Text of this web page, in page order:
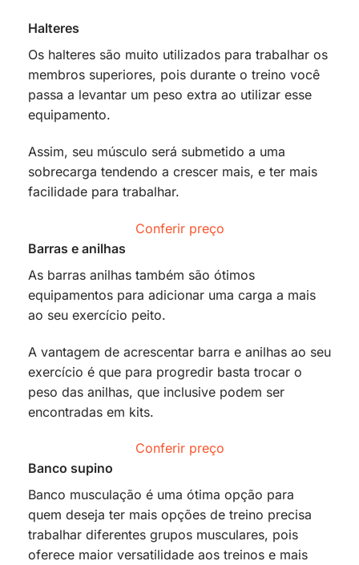
Halteres
Os halteres são muito utilizados para trabalhar os
membros superiores, pois durante o treino você
passa a levantar um peso extra ao utilizar esse
equipamento.
Assim, seu músculo será submetido a uma
sobrecarga tendendo a crescer mais, e ter mais
facilidade para trabalhar.
Conferir preço
Barras e anilhas
As barras anilhas também são ótimos
equipamentos para adicionar uma carga a mais
ao seu exercício peito.
A vantagem de acrescentar barra e anilhas ao seu
exercício é que para progredir basta trocar o
peso das anilhas, que inclusive podem ser
encontradas em kits.
Conferir preço
Banco supino
Banco musculação é uma ótima opção para
quem deseja ter mais opções de treino precisa
trabalhar diferentes grupos musculares, pois
oferece maior versatilidade aos treinos e mais